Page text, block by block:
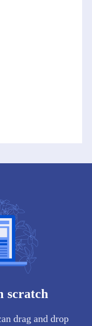
scratch
drag and drop